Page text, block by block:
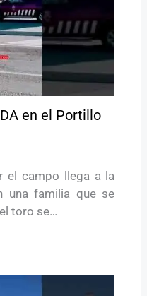
en el Portillo
el campo llega a la
una familia que se
toro se…